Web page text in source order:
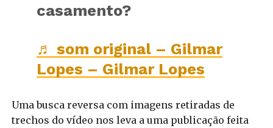
casamento?
♬ som original – Gilmar
Lopes – Gilmar Lopes
Uma busca reversa com imagens retiradas de
trechos do vídeo nos leva a uma publicação feita